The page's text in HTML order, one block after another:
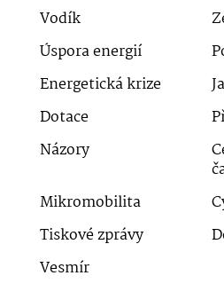
Vodík
Úspora energií
Energetická krize
Dotace
Názory
Mikromobilita
Tiskové zprávy
Vesmír